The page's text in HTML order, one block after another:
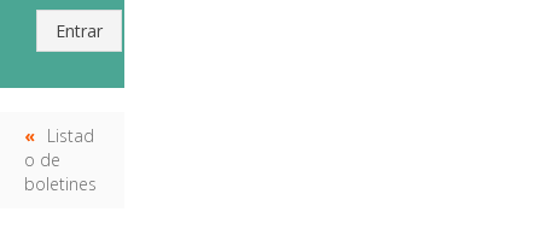
Entrar
Listad
o de
boletines